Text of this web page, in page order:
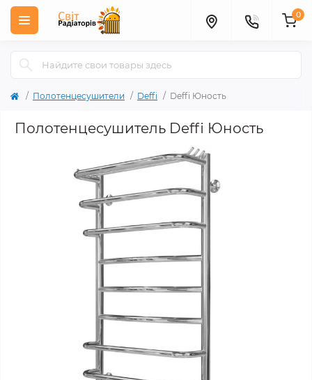
0
Полотенцесушители Deffi Deffi Юность
Полотенцесушитель Deffi Юность